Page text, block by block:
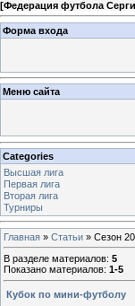
[Федерация футбола
Форма входа
Меню сайта
Categories
Высшая лига
Первая лига
Вторая лига
Турниры
Главная » Статьи » Сезон
В разделе материалов: 5
Показано материалов: 1-5
Кубок по мини-футболу